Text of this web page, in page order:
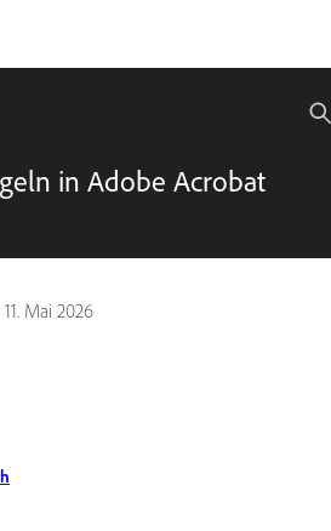
in Adobe Acrobat
11. Mai 2026